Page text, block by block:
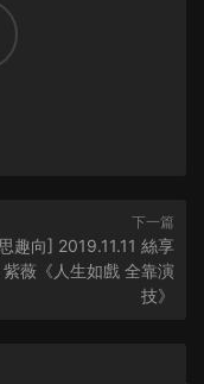
下一篇
趣向] 2019.11.11 絲享
薇《人生如戲 全靠演
技》